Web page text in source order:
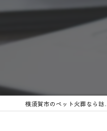
横須賀市のペット